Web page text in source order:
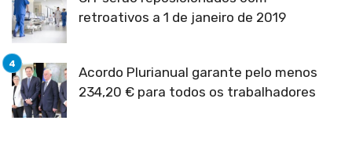
retroativos a 1 de janeiro de 2019
Acordo Plurianual garante pelo menos
234,20 € para todos os trabalhadores